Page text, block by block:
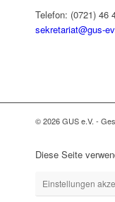
Telefon: (0721) 46
sekretariat@gus-
© 2026 GUS e.V. -
Diese Seite
Einstellungen